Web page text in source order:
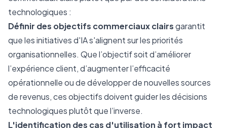
technologiques :
Définir des objectifs commerciaux clairsgarantit
que les initiatives d'IA s'alignent sur les priorités
organisationnelles. Que l’objectif soit d’améliorer
l’expérience client, d’augmenter l’efficacité
opérationnelle ou de développer de nouvelles sources
de revenus, ces objectifs doivent guider les décisions
technologiques plutôt que l’inverse.
L'identification des cas d'utilisation à fort impact